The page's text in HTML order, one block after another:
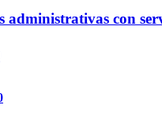
administrativas con